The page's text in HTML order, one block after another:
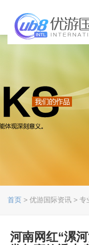
首页 > 优游国际资讯 > 专
河南网红“漯